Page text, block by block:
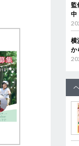
監
中
横
か